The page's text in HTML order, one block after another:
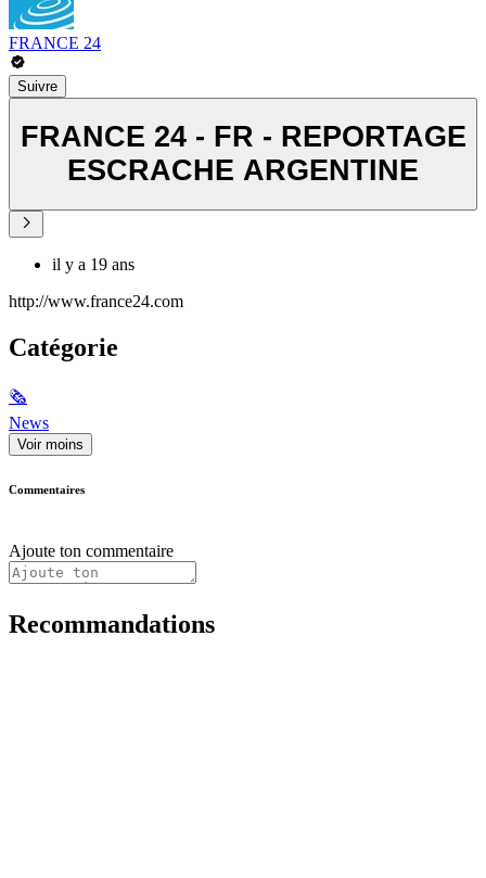
FRANCE 24
Suivre
FRANCE 24 - FR - REPORTAGE
ESCRACHE ARGENTINE
il y a 19 ans
http://www.france24.com
Catégorie
🗞
News
Voir moins
Commentaires
Ajoute ton commentaire
Recommandations